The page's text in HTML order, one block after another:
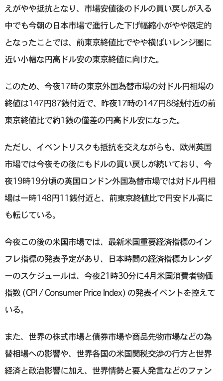
えがやや抵抗となり、市場安値後のドルの買い戻しが入る
中でも今朝の日本市場で進行した下げ幅縮小がやや限定的
となったことでは、前東京終値比でやや横ばいレンジ圏に
近い小幅な円高ドル安の東京終値に向けた。
このため、今夜17時の東京外国為替市場の対ドル円相場の
終値は147円87銭付近で、昨夜17時の147円88銭付近の前
東京終値比で約1銭の僅差の円高ドル安になった。
ただし、イベントリスクも抵抗を交えながらも、欧州英国
市場では今夜その後にもドルの買い戻しが続いており、今
夜19時19分頃の英国ロンドン外国為替市場では対ドル円相
場は一時148円11銭付近と、前東京終値比で円安ドル高に
も転じている。
今夜この後の米国市場では、最新米国重要経済指標のイン
フレ指標の発表予定があり、日本時間の経済指標カレンダ
ーのスケジュールは、今夜21時30分に4月米国消費者物価
指数 (CPI / Consumer Price Index) の発表イベントを控えて
いる。
また、世界の株式市場と債券市場や商品先物市場などの為
替相場への影響や、世界各国の米国関税交渉の行方と世界
経済と政治影響に加え、世界情勢と要人発言などのファン